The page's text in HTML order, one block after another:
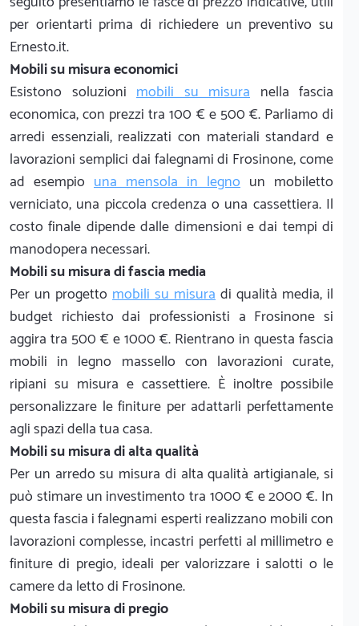
per orientarti prima di richiedere un preventivo su
Ernesto.it.
Mobili su misura economici
Esistono soluzioni mobili su misura nella fascia
economica, con prezzi tra 100 € e 500 €. Parliamo di
arredi essenziali, realizzati con materiali standard e
lavorazioni semplici dai falegnami di Frosinone, come
ad esempio una mensola in legno un mobiletto
verniciato, una piccola credenza o una cassettiera. Il
costo finale dipende dalle dimensioni e dai tempi di
manodopera necessari.
Mobili su misura di fascia media
Per un progetto mobili su misura di qualità media, il
budget richiesto dai professionisti a Frosinone si
aggira tra 500 € e 1000 €. Rientrano in questa fascia
mobili in legno massello con lavorazioni curate,
ripiani su misura e cassettiere. È inoltre possibile
personalizzare le finiture per adattarli perfettamente
agli spazi della tua casa.
Mobili su misura di alta qualità
Per un arredo su misura di alta qualità artigianale, si
può stimare un investimento tra 1000 € e 2000 €. In
questa fascia i falegnami esperti realizzano mobili con
lavorazioni complesse, incastri perfetti al millimetro e
finiture di pregio, ideali per valorizzare i salotti o le
camere da letto di Frosinone.
Mobili su misura di pregio